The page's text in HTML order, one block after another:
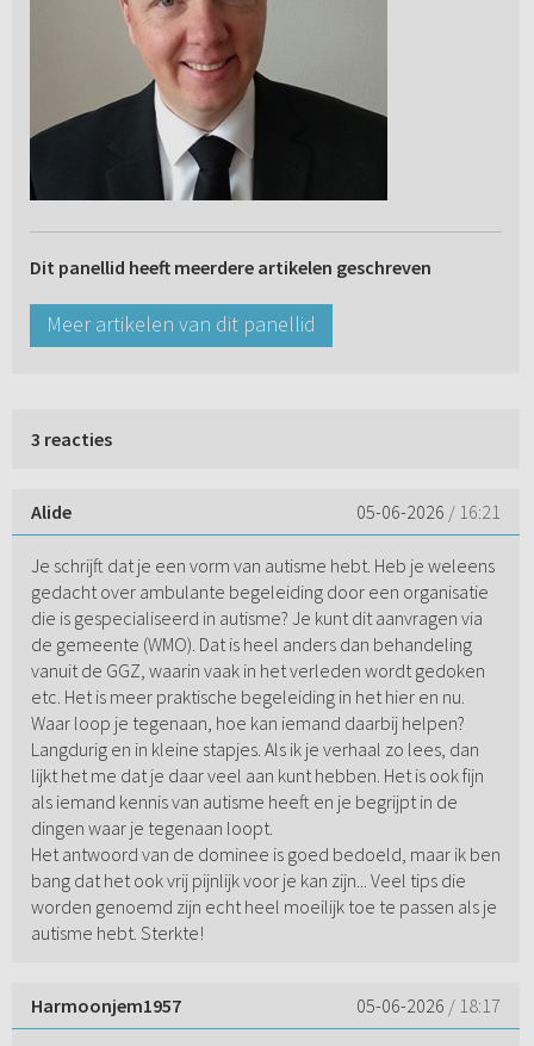
Dit panellid heeft meerdere artikelen geschreven
Meer artikelen van dit panellid
3 reacties
Alide 05-06-2026 / 16:21
Je schrijft dat je een vorm van autisme hebt. Heb je weleens
gedacht over ambulante begeleiding door een organisatie
die is gespecialiseerd in autisme? Je kunt dit aanvragen via
de gemeente (WMO). Dat is heel anders dan behandeling
vanuit de GGZ, waarin vaak in het verleden wordt gedoken
etc. Het is meer praktische begeleiding in het hier en nu.
Waar loop je tegenaan, hoe kan iemand daarbij helpen?
Langdurig en in kleine stapjes. Als ik je verhaal zo lees, dan
lijkt het me dat je daar veel aan kunt hebben. Het is ook fijn
als iemand kennis van autisme heeft en je begrijpt in de
dingen waar je tegenaan loopt.
Het antwoord van de dominee is goed bedoeld, maar ik ben
bang dat het ook vrij pijnlijk voor je kan zijn... Veel tips die
worden genoemd zijn echt heel moeilijk toe te passen als je
autisme hebt. Sterkte!
Harmoonjem1957 05-06-2026 / 18:17